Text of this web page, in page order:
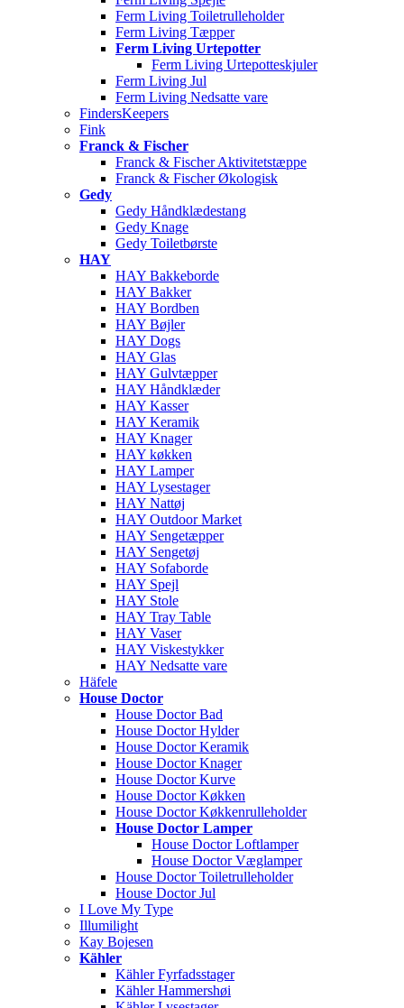
Ferm Living Toiletrulleholder
Ferm Living Tæpper
Ferm Living Urtepotter
Ferm Living Urtepotteskjuler
Ferm Living Jul
Ferm Living Nedsatte vare
FindersKeepers
Fink
Franck & Fischer
Franck & Fischer Aktivitetstæppe
Franck & Fischer Økologisk
Gedy
Gedy Håndklædestang
Gedy Knage
Gedy Toiletbørste
HAY
HAY Bakkeborde
HAY Bakker
HAY Bordben
HAY Bøjler
HAY Dogs
HAY Glas
HAY Gulvtæpper
HAY Håndklæder
HAY Kasser
HAY Keramik
HAY Knager
HAY køkken
HAY Lamper
HAY Lysestager
HAY Nattøj
HAY Outdoor Market
HAY Sengetæpper
HAY Sengetøj
HAY Sofaborde
HAY Spejl
HAY Stole
HAY Tray Table
HAY Vaser
HAY Viskestykker
HAY Nedsatte vare
Häfele
House Doctor
House Doctor Bad
House Doctor Hylder
House Doctor Keramik
House Doctor Knager
House Doctor Kurve
House Doctor Køkken
House Doctor Køkkenrulleholder
House Doctor Lamper
House Doctor Loftlamper
House Doctor Væglamper
House Doctor Toiletrulleholder
House Doctor Jul
I Love My Type
Illumilight
Kay Bojesen
Kähler
Kähler Fyrfadsstager
Kähler Hammershøi